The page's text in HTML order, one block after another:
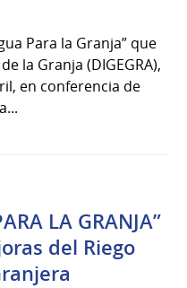
Para la Granja” que
la Granja (DIGEGRA),
en conferencia de
LA GRANJA”
del Riego